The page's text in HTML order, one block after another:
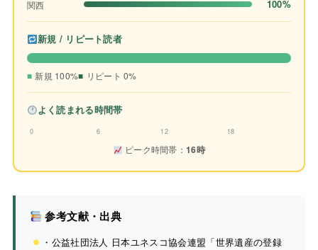
関西 100%
新規 / リピート読者
新規 100% リピート 0%
よく読まれる時間帯
0 6 12 18
ピーク時間帯：16時
参考文献・出典
・公益社団法人 日本ユネスコ協会連盟「世界遺産の登録